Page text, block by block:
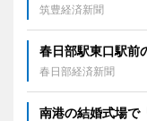
筑豊経済新聞
春日部駅東口駅
春日部経済新聞
南港の結婚式場で